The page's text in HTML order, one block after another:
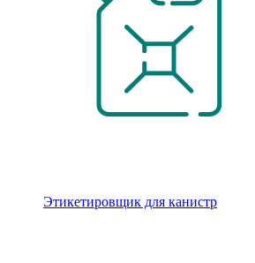
Этикетировщик для канистр